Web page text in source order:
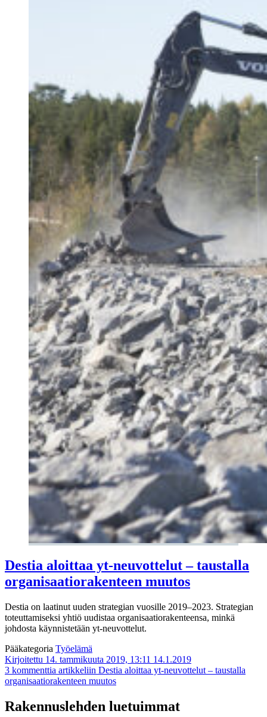
Destia aloittaa yt-neuvottelut – taustalla
organisaatiorakenteen muutos
Destia on laatinut uuden strategian vuosille 2019–2023. Strategian
toteuttamiseksi yhtiö uudistaa organisaatiorakenteensa, minkä
johdosta käynnistetään yt-neuvottelut.
Pääkategoria Työelämä
Kirjoitettu 14. tammikuuta 2019, 13:11 14.1.2019
3 kommenttia artikkeliin Destia aloittaa yt-neuvottelut – taustalla
organisaatiorakenteen muutos
Rakennuslehden luetuimmat